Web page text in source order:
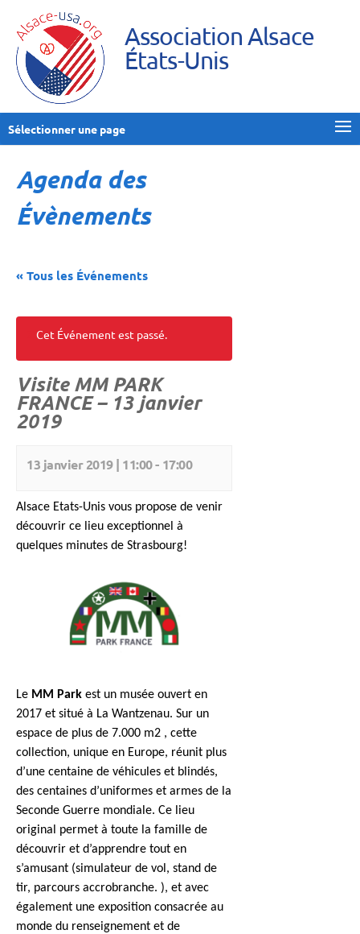
Association Alsace
États-Unis
Sélectionner une page
Agenda des
Évènements
« Tous les Événements
Cet Événement est passé.
Visite MM PARK
FRANCE – 13 janvier
2019
13 janvier 2019 | 11:00- 17:00
Alsace Etats-Unis vous propose de venir
découvrir ce lieu exceptionnel à
quelques minutes de Strasbourg!
Le MM Park est un musée ouvert en
2017 et situé à La Wantzenau. Sur un
espace de plus de 7.000 m2 , cette
collection, unique en Europe, réunit plus
d’une centaine de véhicules et blindés,
des centaines d’uniformes et armes de la
Seconde Guerre mondiale. Ce lieu
original permet à toute la famille de
découvrir et d’apprendre tout en
s’amusant (simulateur de vol, stand de
tir, parcours accrobranche. ), et avec
également une exposition consacrée au
monde du renseignement et de